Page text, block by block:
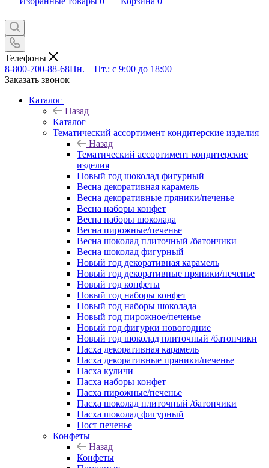
Телефоны
8-800-700-88-68Пн. – Пт.: с 9:00 до 18:00
Заказать звонок
Каталог
Назад
Каталог
Тематический ассортимент кондитерские изделия
Назад
Тематический ассортимент кондитерские
изделия
Новый год шоколад фигурный
Весна декоративная карамель
Весна декоративные пряники/печенье
Весна наборы конфет
Весна наборы шоколада
Весна пирожные/печенье
Весна шоколад плиточный /батончики
Весна шоколад фигурный
Новый год декоративная карамель
Новый год декоративные пряники/печенье
Новый год конфеты
Новый год наборы конфет
Новый год наборы шоколада
Новый год пирожное/печенье
Новый год фигурки новогодние
Новый год шоколад плиточный /батончики
Пасха декоративная карамель
Пасха декоративные пряники/печенье
Пасха куличи
Пасха наборы конфет
Пасха пирожные/печенье
Пасха шоколад плиточный /батончики
Пасха шоколад фигурный
Пост печенье
Конфеты
Назад
Конфеты